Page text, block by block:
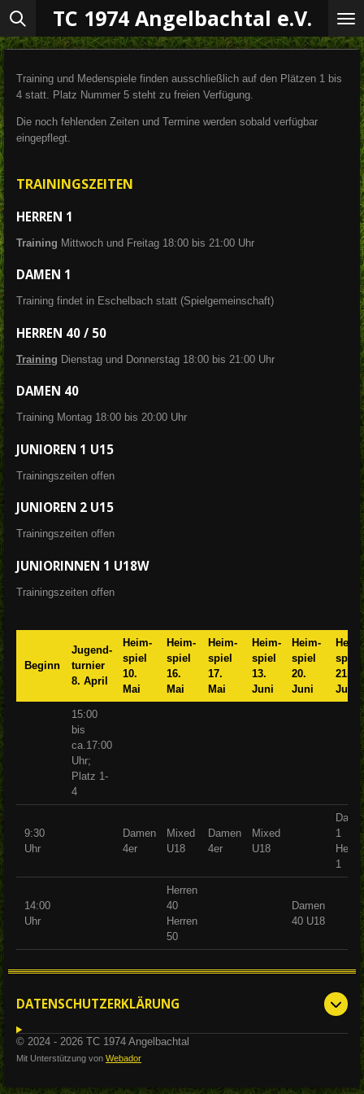
Zum
springen
TC 1974 Angelbachtal e.V.
Training und Medenspiele finden ausschließlich auf den Plätzen 1 bis
4 statt. Platz Nummer 5 steht zu freien Verfügung.
Die noch fehlenden Zeiten und Termine werden sobald verfügbar
eingepflegt.
TRAININGSZEITEN
HERREN 1
Training Mittwoch und Freitag 18:00 bis 21:00 Uhr
DAMEN 1
Training findet in Eschelbach statt (Spielgemeinschaft)
HERREN 40 / 50
Training Dienstag und Donnerstag 18:00 bis 21:00 Uhr
DAMEN 40
Training Montag 18:00 bis 20:00 Uhr
JUNIOREN 1 U15
Trainingszeiten offen
JUNIOREN 2 U15
Trainingszeiten offen
JUNIORINNEN 1 U18W
Trainingszeiten offen
Beginn
Jugend-
turnier
8. April
Heim-
spiel
10.
Mai
Heim-
spiel
16.
Mai
Heim-
spiel
17.
Mai
Heim-
spiel
13.
Juni
Heim-
spiel
20.
Juni
Heim-
spiel
21.
Juni
15:00
bis
ca.17:00
Uhr;
Platz 1-
4
9:30
Uhr
Damen
4er
Mixed
U18
Damen
4er
Mixed
U18
1
1
14:00
Uhr
Herren
40
Herren
50
Damen
40 U18
DATENSCHUTZERKLÄRUNG
© 2024 - 2026 TC 1974 Angelbachtal
Mit Unterstützung von Webador